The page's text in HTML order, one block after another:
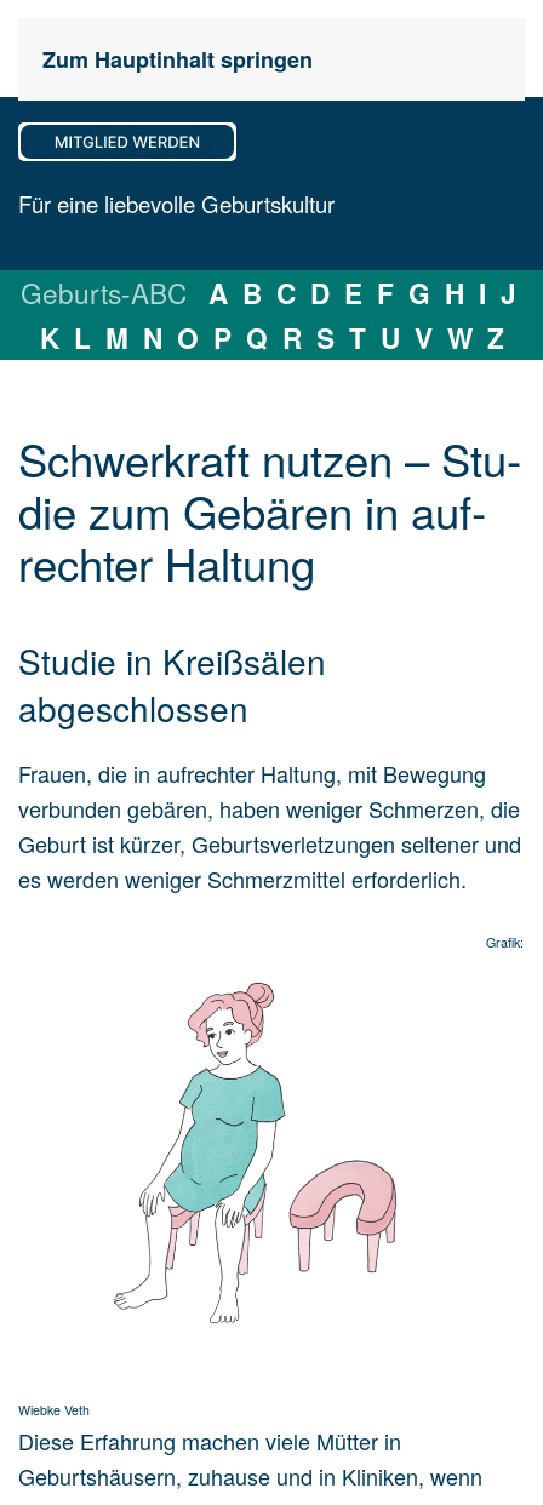
Zum Hauptinhalt springen
Für eine liebevolle Geburtskultur
Geburts-ABC A B C D E F G H I J
K L M N O P Q R S T U V W Z
Schwerkraft nut­zen – Stu­
die zum Ge­bä­ren in auf­
rech­ter Hal­tung
Studie in Kreißsälen
abgeschlossen
Frauen, die in aufrechter Haltung, mit Bewegung
verbunden gebären, haben weniger Schmerzen, die
Geburt ist kürzer, Geburtsverletzungen seltener und
es werden weniger Schmerzmittel erforderlich.
Grafik:
Wiebke Veth
Diese Erfahrung machen viele Mütter in
Geburtshäusern, zuhause und in Kliniken, wenn